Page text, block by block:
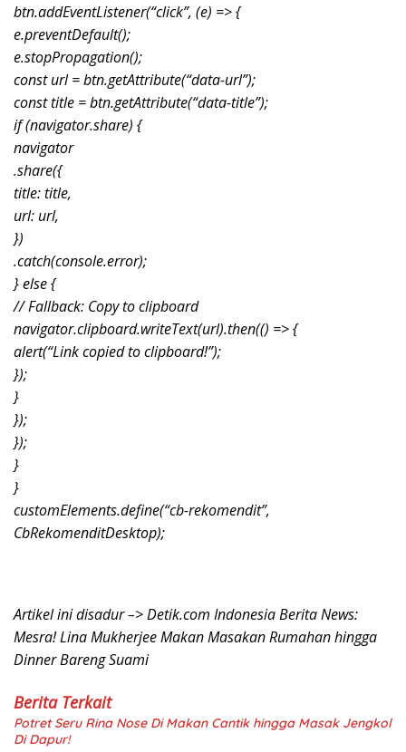
btn.addEventListener(“click”, (e) => {
e.preventDefault();
e.stopPropagation();
const url = btn.getAttribute(“data-url”);
const title = btn.getAttribute(“data-title”);
if (navigator.share) {
navigator
.share({
title: title,
url: url,
})
.catch(console.error);
} else {
// Fallback: Copy to clipboard
navigator.clipboard.writeText(url).then(() => {
alert(“Link copied to clipboard!”);
});
}
});
});
}
}
customElements.define(“cb-rekomendit”,
CbRekomenditDesktop);
Artikel ini disadur –> Detik.com Indonesia Berita News:
Mesra! Lina Mukherjee Makan Masakan Rumahan hingga
Dinner Bareng Suami
Berita Terkait
Potret Seru Rina Nose Di Makan Cantik hingga Masak Jengkol
Di Dapur!